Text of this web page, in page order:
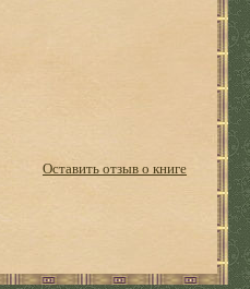
Оставить отзыв о книге